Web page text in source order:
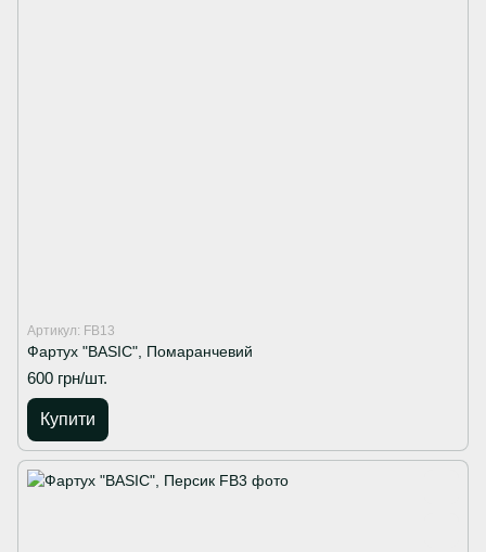
Артикул: FB13
Фартух "BASIC", Помаранчевий
600 грн/шт.
Купити